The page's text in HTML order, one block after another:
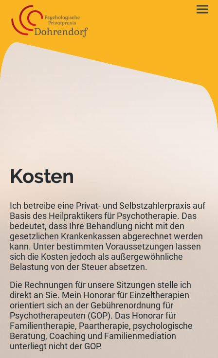
Kosten
Ich betreibe eine Privat- und Selbstzahlerpraxis auf
Basis des Heilpraktikers für Psychotherapie. Das
bedeutet, dass Ihre Behandlung nicht mit den
gesetzlichen Krankenkassen abgerechnet werden
kann. Unter bestimmten Voraussetzungen lassen
sich die Kosten jedoch als außergewöhnliche
Belastung von der Steuer absetzen.
Die Rechnungen für unsere Sitzungen stelle ich
direkt an Sie. Mein Honorar für Einzeltherapien
orientiert sich an der Gebührenordnung für
Psychotherapeuten (GOP). Das Honorar für
Familientherapie, Paartherapie, psychologische
Beratung, Coaching und Familienmediation
unterliegt nicht der GOP.